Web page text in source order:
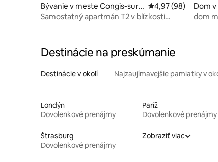
Bývanie v meste Congis-sur-
Thérouanne
Priemerné
4,97 (98)
Samostatný apartmán T2 v blízkosti
Dom v
ste
dom
Destinácie na preskúmanie
Destinácie v okolí Najzaujímavejšie pamiatky v
Londýn
Dovolenkové prenájmy
Paríž
Dovolenkové prenájmy
Štrasburg
Dovolenkové prenájmy
Zobraziť viac